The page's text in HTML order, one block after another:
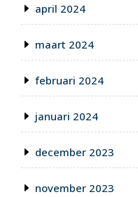
april 2024
maart 2024
februari 2024
januari 2024
december 2023
november 2023